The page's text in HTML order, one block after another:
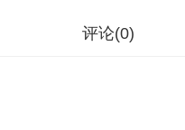
评论(0)